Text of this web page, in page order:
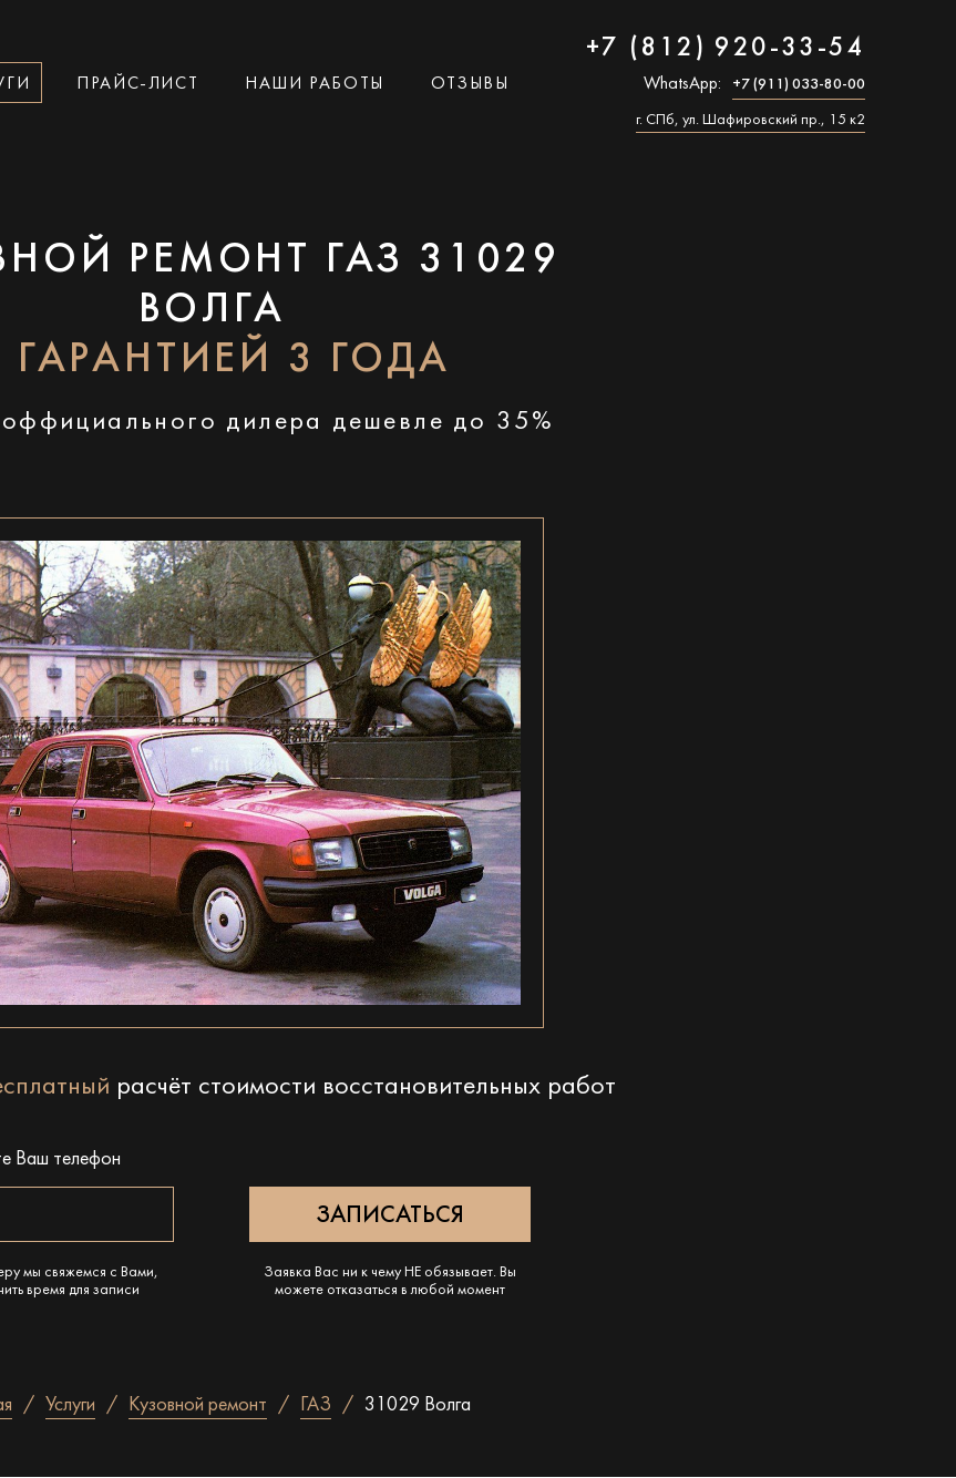
ПРАЙС-ЛИСТ НАШИ РАБОТЫ ОТЗЫВЫ
+7 (812) 920-33-54
WhatsApp: +7 (911) 033-80-00
г. СПб, ул. Шафировский пр., 15 к2
РЕМОНТ ГАЗ 31029
ВОЛГА
ГАРАНТИЕЙ 3 ГОДА
оффициального дилера дешевле до 35%
расчёт стоимости восстановительных работ
Ваш телефон
мы свяжемся с Вами,
время для записи
Заявка Вас ни к чему НЕ обязывает. Вы
можете отказаться в любой момент
Услуги Кузовной ремонт ГАЗ 31029 Волга